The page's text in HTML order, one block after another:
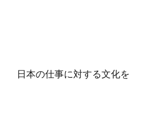
日本の仕事に対する文化を